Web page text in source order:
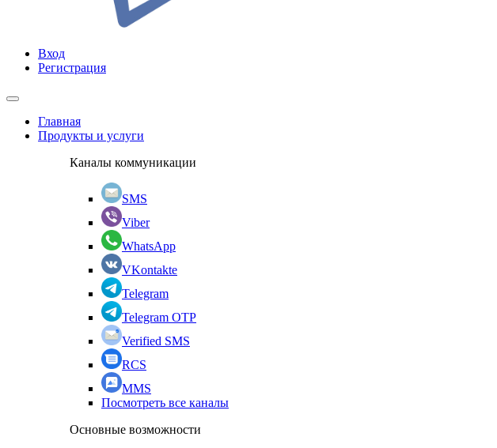
Вход
Регистрация
Главная
Продукты и услуги
Каналы коммуникации
SMS
Viber
WhatsApp
VKontakte
Telegram
Telegram OTP
Verified SMS
RCS
MMS
Посмотреть все каналы
Основные возможности